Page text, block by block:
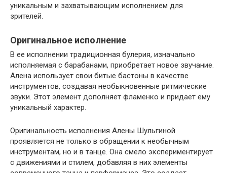
уникальным и захватывающим исполнением для
зрителей.
Оригинальное исполнение
В ее исполнении традиционная булерия, изначально
исполняемая с барабанами, приобретает новое звучание.
Алена использует свои битые бастоны в качестве
инструментов, создавая необыкновенные ритмические
звуки. Этот элемент дополняет фламенко и придает ему
уникальный характер.
Оригинальность исполнения Алены Шульгиной
проявляется не только в обращении к необычным
инструментам, но и в танце. Она смело экспериментирует
с движениями и стилем, добавляя в них элементы